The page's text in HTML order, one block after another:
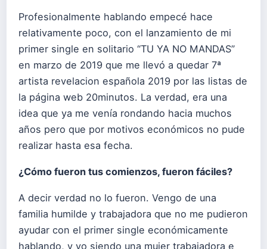
Profesionalmente hablando empecé hace
relativamente poco, con el lanzamiento de mi
primer single en solitario “TU YA NO MANDAS”
en marzo de 2019 que me llevó a quedar 7ª
artista revelacion española 2019 por las listas de
la página web 20minutos. La verdad, era una
idea que ya me venía rondando hacia muchos
años pero que por motivos económicos no pude
realizar hasta esa fecha.
¿Cómo fueron tus comienzos, fueron fáciles?
A decir verdad no lo fueron. Vengo de una
familia humilde y trabajadora que no me pudieron
ayudar con el primer single económicamente
hablando, y yo siendo una mujer trabajadora e